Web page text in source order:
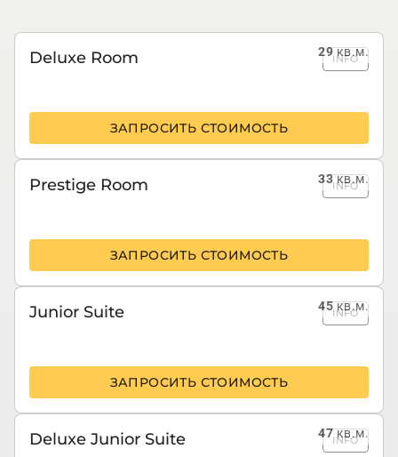
29кв.м.
Deluxe Room INFO
ЗАПРОСИТЬ СТОИМОСТЬ
33кв.м.
Prestige Room INFO
ЗАПРОСИТЬ СТОИМОСТЬ
45кв.м.
Junior Suite INFO
ЗАПРОСИТЬ СТОИМОСТЬ
47кв.м.
Deluxe Junior Suite INFO